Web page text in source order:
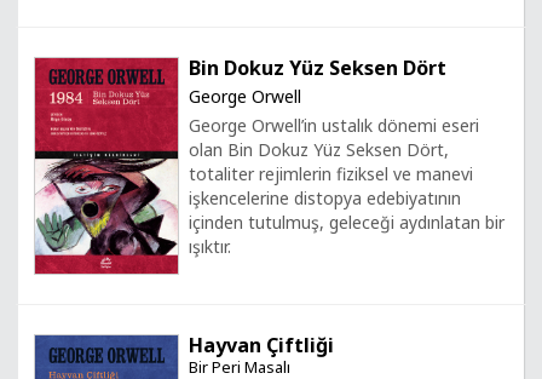
Bin Dokuz Yüz Seksen Dört
George Orwell
George Orwell’in ustalık dönemi eseri
olan Bin Dokuz Yüz Seksen Dört,
totaliter rejimlerin fiziksel ve manevi
işkencelerine distopya edebiyatının
içinden tutulmuş, geleceği aydınlatan bir
ışıktır.
Hayvan Çiftliği
Bir Peri Masalı